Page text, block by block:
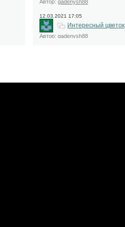
Автор: gadenysh88
12.03.2021 17:05
Интересный цветок
Автор: gadenysh88